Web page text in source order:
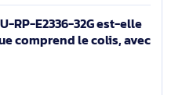
RP-E2336-32G est-elle
comprend le colis, avec